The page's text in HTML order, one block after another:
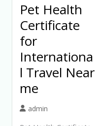
Pet Health
Certificate
for
Internationa
l Travel Near
me
admin